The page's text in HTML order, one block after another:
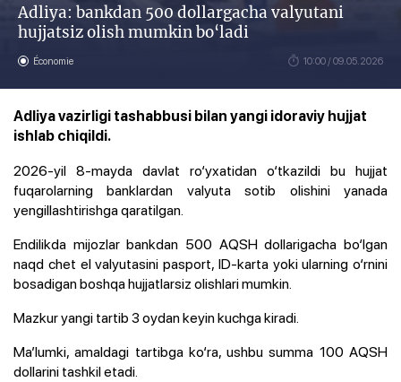
Adliya: bankdan 500 dollargacha valyutani
hujjatsiz olish mumkin bo‘ladi
Économie 10:00 / 09.05.2026
Adliya vazirligi tashabbusi bilan yangi idoraviy hujjat
ishlab chiqildi.
2026-yil 8-mayda davlat ro‘yxatidan o‘tkazildi bu hujjat
fuqarolarning banklardan valyuta sotib olishini yanada
yengillashtirishga qaratilgan.
Endilikda mijozlar bankdan 500 AQSH dollarigacha bo‘lgan
naqd chet el valyutasini pasport, ID-karta yoki ularning o‘rnini
bosadigan boshqa hujjatlarsiz olishlari mumkin.
Mazkur yangi tartib 3 oydan keyin kuchga kiradi.
Ma’lumki, amaldagi tartibga ko‘ra, ushbu summa 100 AQSH
dollarini tashkil etadi.